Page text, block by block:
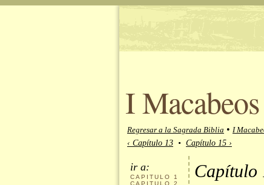
I Macabeos
Regresar a la Sagrada Biblia • I
‹ Capítulo 13 • Capítulo 15 ›
ir a:
CAPITULO
1
CAPITULO
2
Capítulo